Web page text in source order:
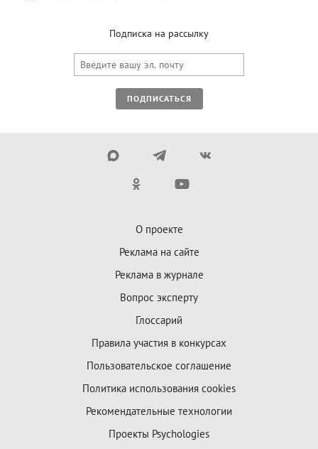
Подписка на рассылку
ПОДПИСАТЬСЯ
О проекте
Реклама на сайте
Реклама в журнале
Вопрос эксперту
Глоссарий
Правила участия в конкурсах
Пользовательское соглашение
Политика использования cookies
Рекомендательные технологии
Проекты Psychologies